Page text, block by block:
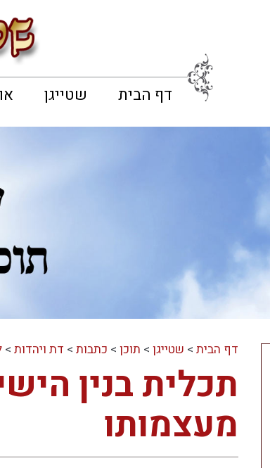
דף הבית שטייגן
דף הבית> שטייגן> תוכן> כתבות> דת ויהדות>
תכלית בנין
מעצמותו